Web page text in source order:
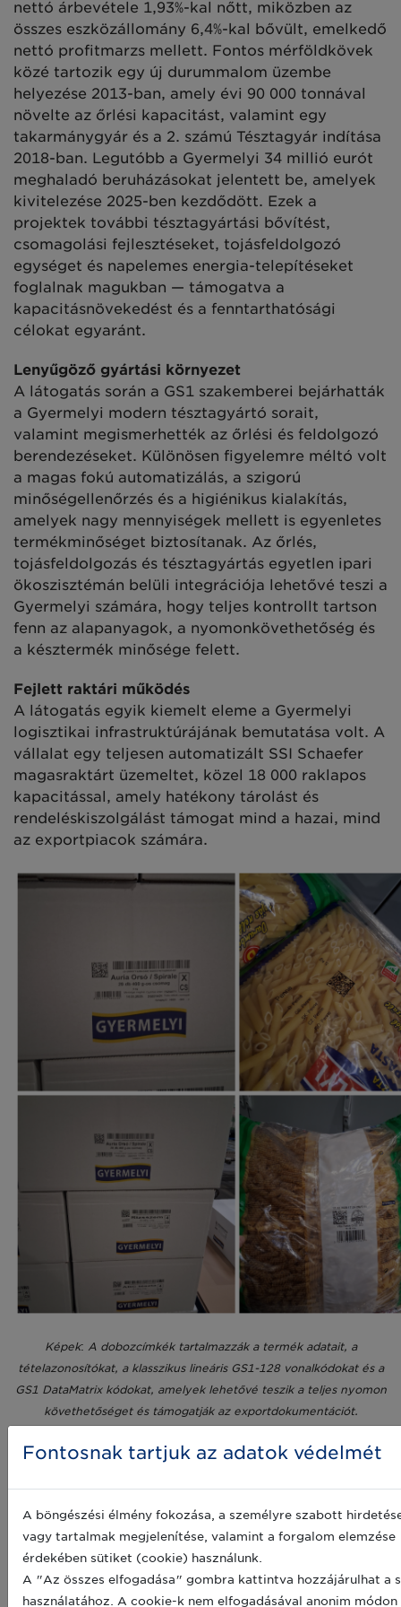
nettó árbevétele 1,93%-kal nőtt, miközben az
összes eszközállomány 6,4%-kal bővült, emelkedő
nettó profitmarzs mellett. Fontos mérföldkövek
közé tartozik egy új durummalom üzembe
helyezése 2013-ban, amely évi 90 000 tonnával
növelte az őrlési kapacitást, valamint egy
takarmánygyár és a 2. számú Tésztagyár indítása
2018-ban. Legutóbb a Gyermelyi 34 millió eurót
meghaladó beruházásokat jelentett be, amelyek
kivitelezése 2025-ben kezdődött. Ezek a
projektek további tésztagyártási bővítést,
csomagolási fejlesztéseket, tojásfeldolgozó
egységet és napelemes energia-telepítéseket
foglalnak magukban — támogatva a
kapacitásnövekedést és a fenntarthatósági
célokat egyaránt.
Lenyűgöző gyártási környezet
A látogatás során a GS1 szakemberei bejárhatták
a Gyermelyi modern tésztagyártó sorait,
valamint megismerhették az őrlési és feldolgozó
berendezéseket. Különösen figyelemre méltó volt
a magas fokú automatizálás, a szigorú
minőségellenőrzés és a higiénikus kialakítás,
amelyek nagy mennyiségek mellett is egyenletes
termékminőséget biztosítanak. Az őrlés,
tojásfeldolgozás és tésztagyártás egyetlen ipari
ökoszisztémán belüli integrációja lehetővé teszi a
Gyermelyi számára, hogy teljes kontrollt tartson
fenn az alapanyagok, a nyomonkövethetőség és
a késztermék minősége felett.
Fejlett raktári működés
A látogatás egyik kiemelt eleme a Gyermelyi
logisztikai infrastruktúrájának bemutatása volt. A
vállalat egy teljesen automatizált SSI Schaefer
magasraktárt üzemeltet, közel 18 000 raklapos
kapacitással, amely hatékony tárolást és
rendeléskiszolgálást támogat mind a hazai, mind
az exportpiacok számára.
Képek: A dobozcímkék tartalmazzák a termék adatait, a
tételazonosítókat, a klasszikus lineáris GS1-128 vonalkódokat és a
GS1 DataMatrix kódokat, amelyek lehetővé teszik a teljes nyomon
követhetőséget és támogatják az exportdokumentációt.
amely biztosítja a szabványosított azonosítást az ellátási láncban.
Emellett a Gyermelyi jelenleg egy új, 10 000
raklapos magasraktárt épít, amelyet a szlovén
Riko vállalat valósít meg. A létesítmény
várhatóan 2026-ban kezdi meg működését az
automatizáltság és az áteresztőképesség további
növelése érdekében. Ezek a beruházások együtt
Fontosnak tartjuk az adatok védelmét
A böngészési élmény fokozása, a személyre szabott
vagy tartalmak megjelenítése, valamint a forgalom elemzése
érdekében sütiket (cookie) használunk.
A "Az összes elfogadása" gombra kattintva hozzájárulhat a
használatához. A cookie-k nem elfogadásával anonim módon